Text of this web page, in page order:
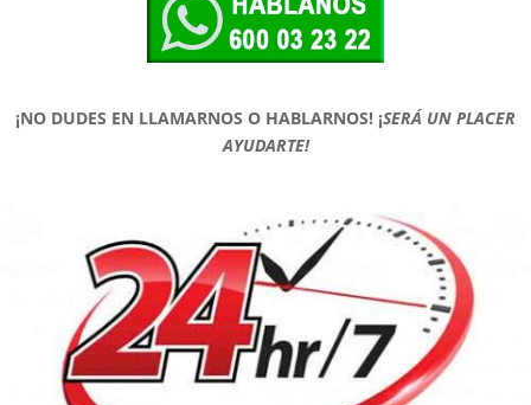
¡NO DUDES EN LLAMARNOS O HABLARNOS! ¡SERÁ UN PLACER
AYUDARTE!